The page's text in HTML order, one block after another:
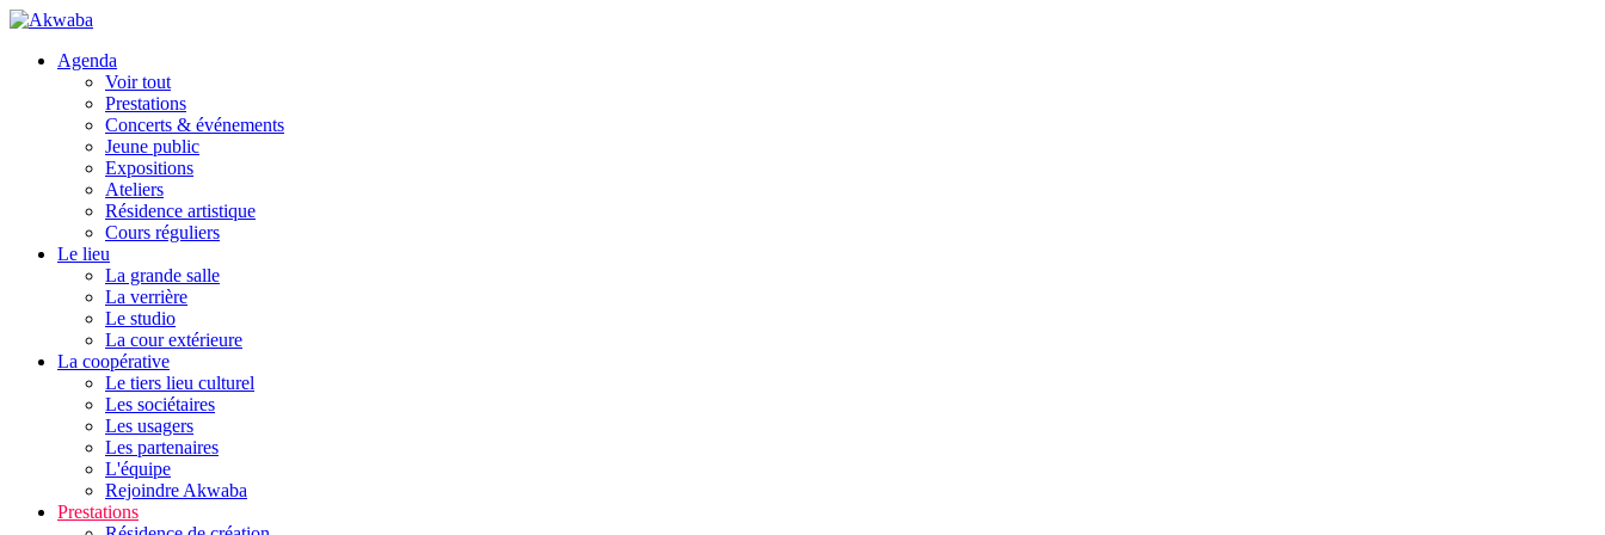
Agenda
Voir tout
Prestations
Concerts & événements
Jeune public
Expositions
Ateliers
Résidence artistique
Cours réguliers
Le lieu
La grande salle
La verrière
Le studio
La cour extérieure
La coopérative
Le tiers lieu culturel
Les sociétaires
Les usagers
Les partenaires
L'équipe
Rejoindre Akwaba
Prestations